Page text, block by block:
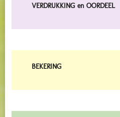
VERDRUKKING en OORDEEL
BEKERING